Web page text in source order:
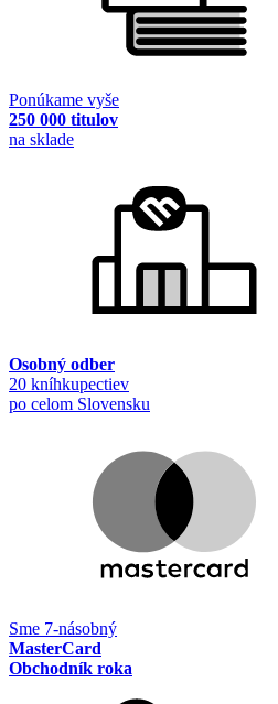
Ponúkame vyše
250 000 titulov
na sklade
Osobný odber
20 kníhkupectiev
po celom Slovensku
Sme 7-násobný
MasterCard
Obchodník roka